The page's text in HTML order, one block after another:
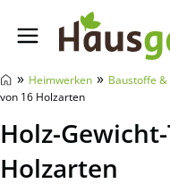
» Heimwerken » Baustoffe
von 16 Holzarten
Holz-
Holzarten